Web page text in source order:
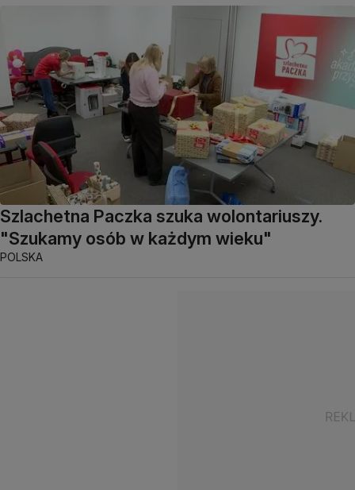
Szlachetna Paczka szuka wolontariuszy.
"Szukamy osób w każdym wieku"
POLSKA